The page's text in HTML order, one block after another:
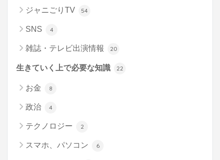
ジャニごりTV 54
SNS 4
雑誌・テレビ出演情報 20
生きていく上で必要な知識 22
お金 8
政治 4
テクノロジー 2
スマホ、パソコン 6